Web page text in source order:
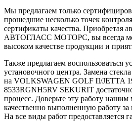
Мы предлагаем только
прошедшие несколько точек
сертификаты качества. Приобретая
АВТОГЛАСС МОТОРС, вы всегда
высоком качестве продукции и
Также предлагаем воспользоваться
установочного центра. Замена
на VOLKSWAGEN GOLF II/JETTA
8533RGNH5RV SEKURIT
процесс. Доверьте эту работу
качественно выполненную работу
На все виды работ предоставляется